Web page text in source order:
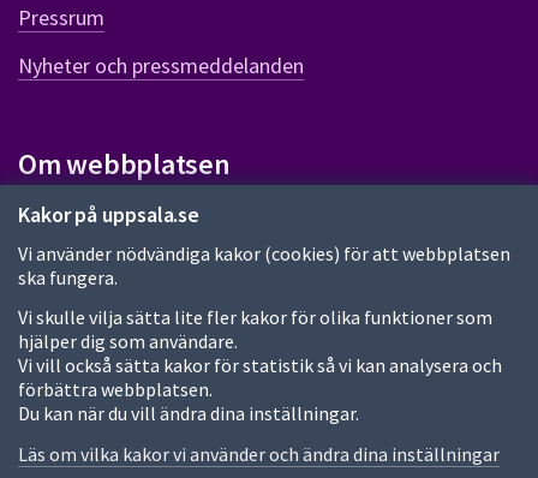
Kakor på uppsala.se
Vi använder nödvändiga kakor (cookies) för att webbplatsen
ska fungera.
Vi skulle vilja sätta lite fler kakor för olika funktioner som
hjälper dig som användare.
Vi vill också sätta kakor för statistik så vi kan analysera och
förbättra webbplatsen.
Du kan när du vill ändra dina inställningar.
Läs om vilka kakor vi använder och ändra dina inställningar
e
n
n
i
d
a
Pressrum
Nyheter och pressmeddelanden
Om webbplatsen
Om webbplatsen
Allmänna handlingar och diarium
Behandling av personuppgifter
Kakor
Språk (other languages)
Tillgänglighetsredogörelse